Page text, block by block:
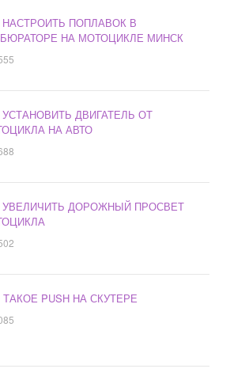
НАСТРОИТЬ ПОПЛАВОК В
НА МОТОЦИКЛЕ МИНСК
УСТАНОВИТЬ ДВИГАТЕЛЬ ОТ
НА АВТО
УВЕЛИЧИТЬ ДОРОЖНЫЙ ПРОСВЕТ
ТАКОЕ PUSH НА СКУТЕРЕ